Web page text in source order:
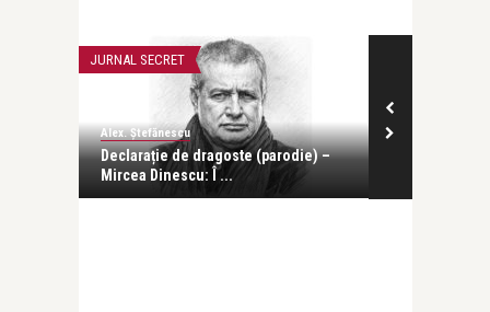
JURNAL SECRET
Alex. Ștefănescu
Declarație de dragoste (parodie) –
Mircea Dinescu: Î ...